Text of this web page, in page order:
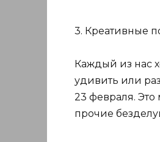
3. Креативные
Каждый из нас
удивить или
23 февраля.
прочие